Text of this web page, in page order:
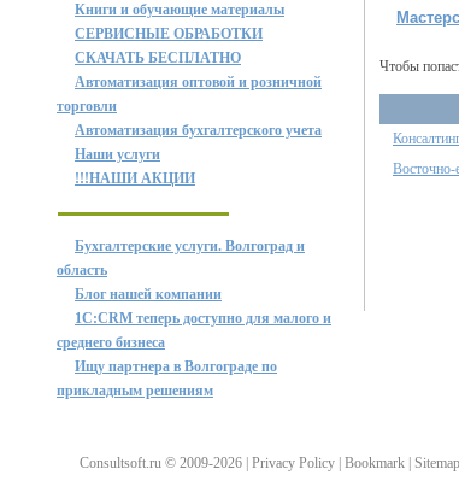
Книги и обучающие материалы
СЕРВИСНЫЕ ОБРАБОТКИ
СКАЧАТЬ БЕСПЛАТНО
Автоматизация оптовой и розничной
торговли
Автоматизация бухгалтерского учета
Наши услуги
!!!НАШИ АКЦИИ
Бухгалтерские услуги. Волгоград и
область
Блог нашей компании
1C:CRM теперь доступно для малого и
среднего бизнеса
Ищу партнера в Волгограде по
прикладным решениям
Чтобы
Восточно-
Consultsoft.ru © 2009-2026 | Privacy Policy | Bookmark | Sitemap